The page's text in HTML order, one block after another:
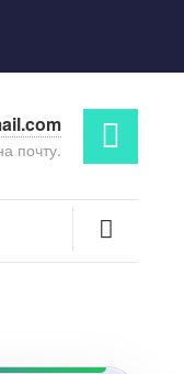
почту.